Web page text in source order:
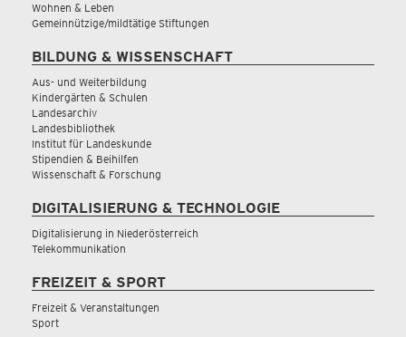
Wohnen & Leben
Gemeinnützige/mildtätige Stiftungen
BILDUNG & WISSENSCHAFT
Aus- und Weiterbildung
Kindergärten & Schulen
Landesarchiv
Landesbibliothek
Institut für Landeskunde
Stipendien & Beihilfen
Wissenschaft & Forschung
DIGITALISIERUNG & TECHNOLOGIE
Digitalisierung in Niederösterreich
Telekommunikation
FREIZEIT & SPORT
Freizeit & Veranstaltungen
Sport